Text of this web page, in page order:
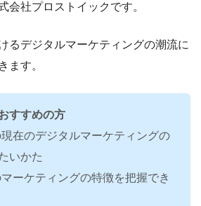
会社プロストイックです。
るデジタルマーケティングの潮流に
ます。
すすめの方
在のデジタルマーケティングの
いかた
ーケティングの特徴を把握でき